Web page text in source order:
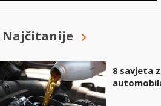
Najčitanije
8 savjeta